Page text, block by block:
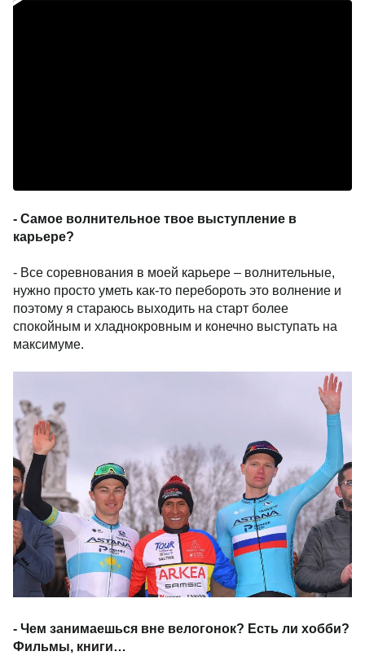
- Самое волнительное твое выступление в
карьере?
- Все соревнования в моей карьере – волнительные,
нужно просто уметь как-то перебороть это волнение и
поэтому я стараюсь выходить на старт более
спокойным и хладнокровным и конечно выступать на
максимуме.
- Чем занимаешься вне велогонок? Есть ли хобби?
Фильмы, книги…